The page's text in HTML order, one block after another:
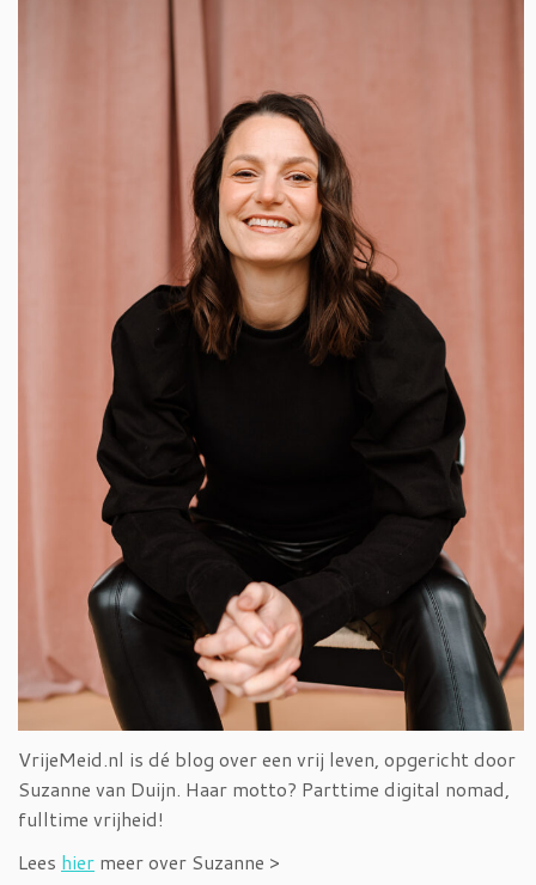
VrijeMeid.nl is dé blog over een vrij leven, opgericht door
Suzanne van Duijn. Haar motto? Parttime digital nomad,
fulltime vrijheid!
Lees hier meer over Suzanne >